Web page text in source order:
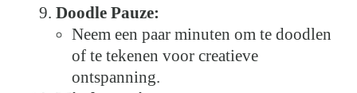
Doodle Pauze:
Neem een paar minuten om te doodlen
of te tekenen voor creatieve
ontspanning.